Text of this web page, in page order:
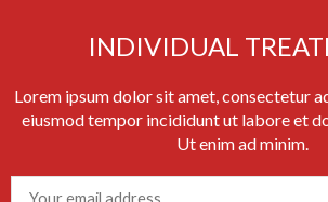
INDIVIDUAL
Lorem ipsum dolor sit amet, consectetur
eiusmod tempor incididunt ut labore et
Ut enim ad minim.